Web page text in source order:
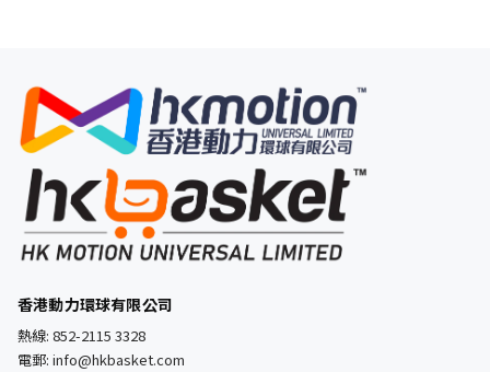
香港動力環球有限公司
熱線: 852-2115 3328
電郵: info@hkbasket.com